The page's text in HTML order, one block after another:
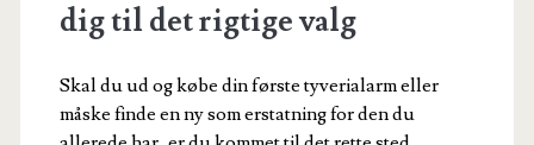
dig til det rigtige valg
Skal du ud og købe din første tyverialarm eller
måske finde en ny som erstatning for den du